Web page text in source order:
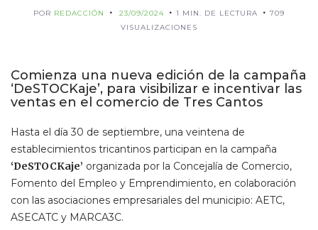
POR REDACCIÓN 23/09/2024 1 MIN. DE LECTURA
709
VISUALIZACIONES
Comienza una nueva edición de la campaña
‘DeSTOCKaje’, para visibilizar e incentivar las
ventas en el comercio de Tres Cantos
Hasta el día 30 de septiembre, una veintena de
establecimientos tricantinos participan en la campaña
‘DeSTOCKaje’ organizada por la Concejalía de Comercio,
Fomento del Empleo y Emprendimiento, en colaboración
con las asociaciones empresariales del municipio: AETC,
ASECATC y MARCA3C.